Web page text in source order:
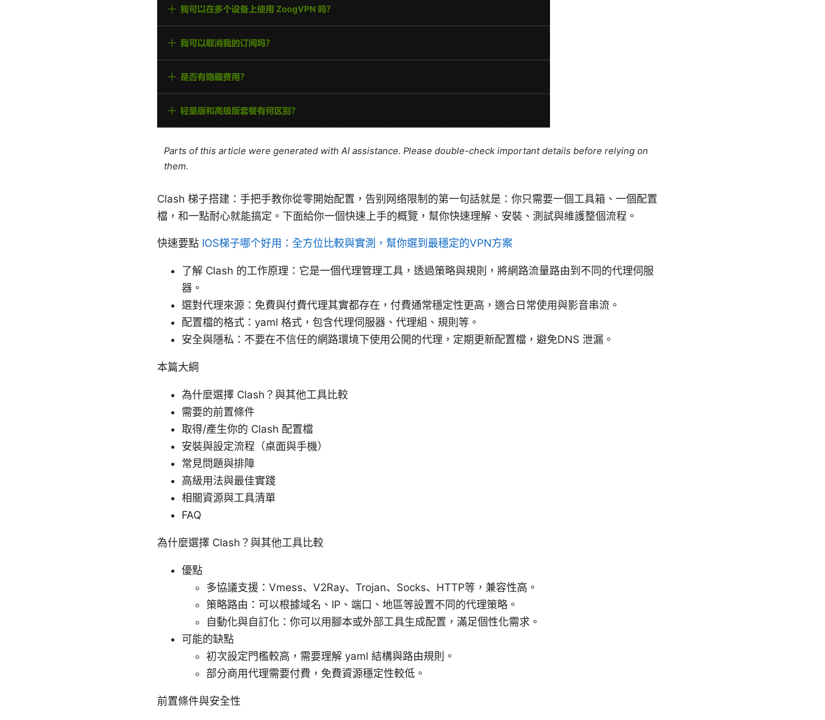
Parts of this article were generated with AI assistance. Please double-check important details before relying on
them.
Clash 梯子搭建：手把手教你從零開始配置，告别网络限制的第一句話就是：你只需要一個工具箱、一個配置
檔，和一點耐心就能搞定。下面給你一個快速上手的概覽，幫你快速理解、安裝、測試與維護整個流程。
快速要點 IOS梯子哪个好用：全方位比較與實測，幫你選到最穩定的VPN方案
了解 Clash 的工作原理：它是一個代理管理工具，透過策略與規則，將網路流量路由到不同的代理伺服
器。
選對代理來源：免費與付費代理其實都存在，付費通常穩定性更高，適合日常使用與影音串流。
配置檔的格式：yaml 格式，包含代理伺服器、代理組、規則等。
安全與隱私：不要在不信任的網路環境下使用公開的代理，定期更新配置檔，避免DNS 泄漏。
本篇大綱
為什麼選擇 Clash？與其他工具比較
需要的前置條件
取得/產生你的 Clash 配置檔
安裝與設定流程（桌面與手機）
常見問題與排障
高級用法與最佳實踐
相關資源與工具清單
FAQ
為什麼選擇 Clash？與其他工具比較
優點
多協議支援：Vmess、V2Ray、Trojan、Socks、HTTP等，兼容性高。
策略路由：可以根據域名、IP、端口、地區等設置不同的代理策略。
自動化與自訂化：你可以用腳本或外部工具生成配置，滿足個性化需求。
可能的缺點
初次設定門檻較高，需要理解 yaml 結構與路由規則。
部分商用代理需要付費，免費資源穩定性較低。
前置條件與安全性